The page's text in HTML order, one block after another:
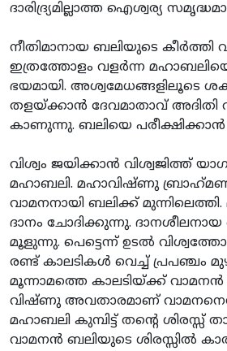
ദാരിദ്ര്യമില്ലാത്ത ഐശ്വര്യ
നീതിമാനായ ബലിയുടെ കീര്‍ത്തി
ഇത്രത്തോളം വളര്‍ന്ന
ഭയമായി. അശ്വമേധങ്ങളിലൂടെ
തളയ്ക്കാന്‍ ദേവമാതാവ്
കാണുന്നു. ബലിയെ
വിശ്വം ജയിക്കാന്‍ വിശ്വജിത്ത്
മഹാബലി. മഹാവിഷ്ണു
വാമനനായി ബലിക്ക് മുന്നിലെത്തി.
ദാനം ചോദിക്കുന്നു.
മൂളുന്നു. പെട്ടെന്ന് ഉടല്‍
രണ്ട് കാലടികള്‍ വെച്ച്
മൂന്നാമത്തെ കാലടിയ്ക്ക് വാമനന്‍
വിഷ്ണു അവതാരമാണ്
മഹാബലി കുമ്പിട്ട് തന്റെ ശിരസ്സ്
വാമനന്‍ ബലിയുടെ ശിരസ്സില്‍